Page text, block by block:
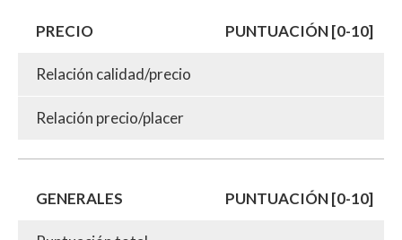
PRECIO PUNTUACIÓN [0-10]
Relación calidad/precio
Relación precio/placer
GENERALES PUNTUACIÓN [0-10]